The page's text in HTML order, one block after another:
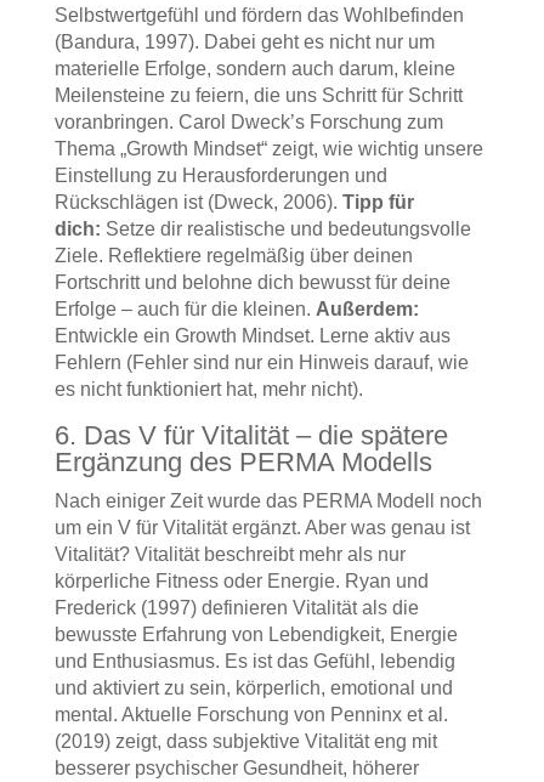
Selbstwertgefühl und fördern das Wohlbefinden
(Bandura, 1997). Dabei geht es nicht nur um
materielle Erfolge, sondern auch darum, kleine
Meilensteine zu feiern, die uns Schritt für Schritt
voranbringen. Carol Dweck’s Forschung zum
Thema „Growth Mindset“ zeigt, wie wichtig unsere
Einstellung zu Herausforderungen und
Rückschlägen ist (Dweck, 2006). Tipp für
dich: Setze dir realistische und bedeutungsvolle
Ziele. Reflektiere regelmäßig über deinen
Fortschritt und belohne dich bewusst für deine
Erfolge – auch für die kleinen. Außerdem:
Entwickle ein Growth Mindset. Lerne aktiv aus
Fehlern (Fehler sind nur ein Hinweis darauf, wie
es nicht funktioniert hat, mehr nicht).
6. Das V für Vitalität – die spätere
Ergänzung des PERMA Modells
Nach einiger Zeit wurde das PERMA Modell noch
um ein V für Vitalität ergänzt. Aber was genau ist
Vitalität? Vitalität beschreibt mehr als nur
körperliche Fitness oder Energie. Ryan und
Frederick (1997) definieren Vitalität als die
bewusste Erfahrung von Lebendigkeit, Energie
und Enthusiasmus. Es ist das Gefühl, lebendig
und aktiviert zu sein, körperlich, emotional und
mental. Aktuelle Forschung von Penninx et al.
(2019) zeigt, dass subjektive Vitalität eng mit
besserer psychischer Gesundheit, höherer